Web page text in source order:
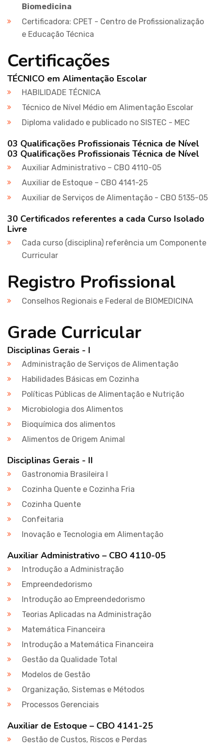
Biomedicina
Certificadora: CPET - Centro de Profissionalização
e Educação Técnica
Certificações
TÉCNICO em Alimentação Escolar
HABILIDADE TÉCNICA
Técnico de Nível Médio em Alimentação Escolar
Diploma validado e publicado no SISTEC - MEC
03 Qualificações Profissionais Técnica de Nível
03 Qualificações Profissionais Técnica de Nível
Auxiliar Administrativo – CBO 4110-05
Auxiliar de Estoque – CBO 4141-25
Auxiliar de Serviços de Alimentação - CBO 5135-05
30 Certificados referentes a cada Curso Isolado
Livre
Cada curso (disciplina) referência um Componente
Curricular
Registro Profissional
Conselhos Regionais e Federal de BIOMEDICINA
Grade Curricular
Disciplinas Gerais - I
Administração de Serviços de Alimentação
Habilidades Básicas em Cozinha
Políticas Públicas de Alimentação e Nutrição
Microbiologia dos Alimentos
Bioquímica dos alimentos
Alimentos de Origem Animal
Disciplinas Gerais - II
Gastronomia Brasileira I
Cozinha Quente e Cozinha Fria
Cozinha Quente
Confeitaria
Inovação e Tecnologia em Alimentação
Auxiliar Administrativo – CBO 4110-05
Introdução a Administração
Empreendedorismo
Introdução ao Empreendedorismo
Teorias Aplicadas na Administração
Matemática Financeira
Introdução a Matemática Financeira
Gestão da Qualidade Total
Modelos de Gestão
Organização, Sistemas e Métodos
Processos Gerenciais
Auxiliar de Estoque – CBO 4141-25
Gestão de Custos, Riscos e Perdas